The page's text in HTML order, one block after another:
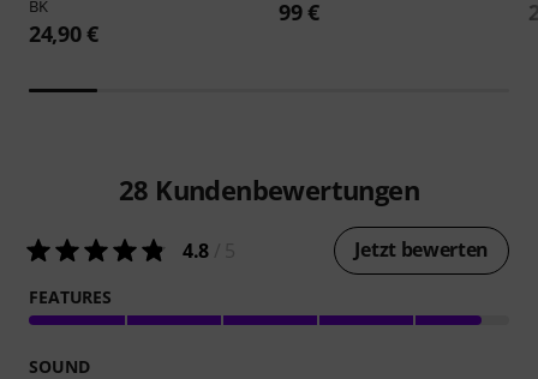
BK
24,90 €
99 €
28 Kundenbewertungen
4.8 Jetzt bewerten
FEATURES
SOUND